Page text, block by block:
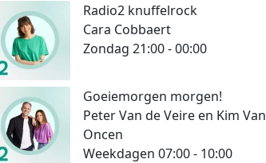
Radio2 knuffelrock
Cara Cobbaert
Zondag 21:00 - 00:00
Goeiemorgen morgen!
Peter Van de Veire en Kim Van
Oncen
Weekdagen 07:00 - 10:00